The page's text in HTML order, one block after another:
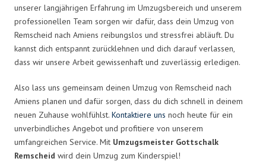
unserer langjährigen Erfahrung im Umzugsbereich und unserem
professionellen Team sorgen wir dafür, dass dein Umzug von
Remscheid nach Amiens reibungslos und stressfrei abläuft. Du
kannst dich entspannt zurücklehnen und dich darauf verlassen,
dass wir unsere Arbeit gewissenhaft und zuverlässig erledigen.
Also lass uns gemeinsam deinen Umzug von Remscheid nach
Amiens planen und dafür sorgen, dass du dich schnell in deinem
neuen Zuhause wohlfühlst. Kontaktiere uns noch heute für ein
unverbindliches Angebot und profitiere von unserem
umfangreichen Service. Mit Umzugsmeister Gottschalk
Remscheid wird dein Umzug zum Kinderspiel!